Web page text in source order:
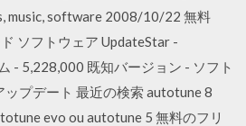
music, software 2008/10/22 無料
ソフトウェア UpdateStar -
- 5,228,000 既知バージョン - ソフト
ップデート 最近の検索 autotune 8
evo ou autotune 5 無料のフリ